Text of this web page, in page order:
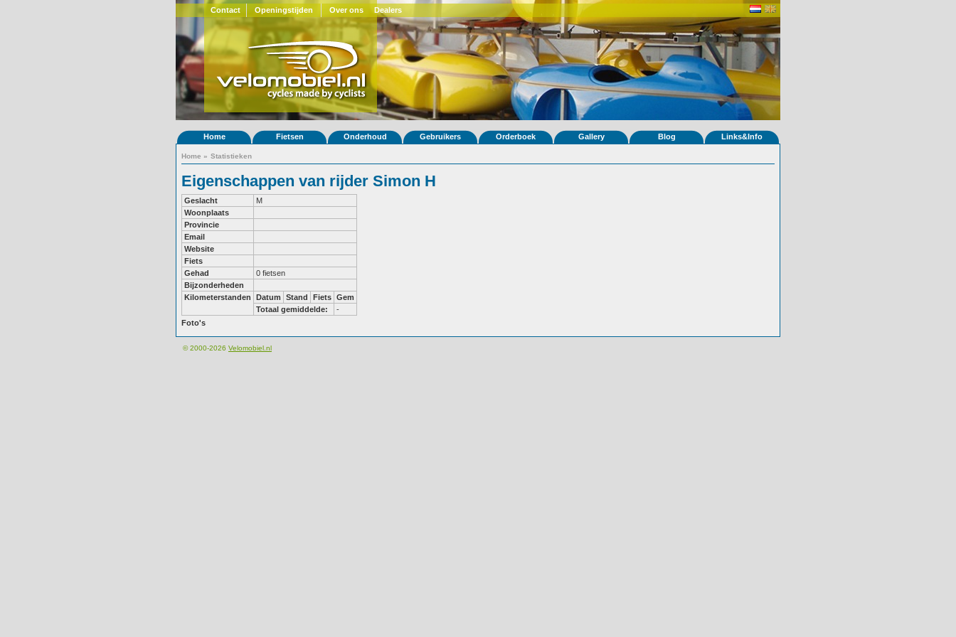
Contact Openingstijden Over ons Dealers
Home Fietsen Onderhoud Gebruikers Orderboek Gallery Blog Links&Info
Home » Statistieken
Eigenschappen van rijder Simon H
Geslacht
M
Woonplaats
Provincie
Email
Website
Fiets
Gehad
0 fietsen
Bijzonderheden
Kilometerstanden
Datum Stand Fiets Gem
Totaal gemiddelde:
-
Foto's
© 2000-2026 Velomobiel.nl